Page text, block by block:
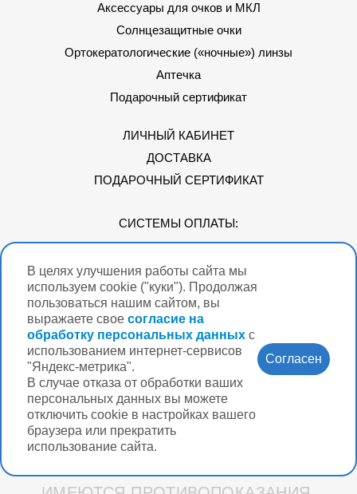
В целях улучшения работы сайта мы
используем cookie ("куки"). Продолжая
пользоваться нашим сайтом, вы
выражаете свое согласие на
обработку персональных данных с
использованием интернет-сервисов
"Яндекс-метрика".
В случае отказа от обработки ваших
персональных данных вы можете
отключить cookie в настройках вашего
браузера или прекратить
использование сайта.
Согласен
Аксессуары для очков и МКЛ
Солнцезащитные очки
Ортокератологические («ночные») линзы
Аптечка
Подарочный сертификат
ЛИЧНЫЙ КАБИНЕТ
ДОСТАВКА
ПОДАРОЧНЫЙ СЕРТИФИКАТ
СИСТЕМЫ ОПЛАТЫ:
Мы в соцсетях
Версия для
Нужна помощь?
Разработка интернет-магазина Вебформат